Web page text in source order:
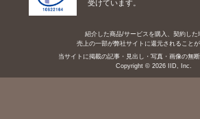
受けています。
紹介した商品/サービスを購入、契約した
売上の一部が弊社サイトに還元されることが
当サイトに掲載の記事・見出し・写真・画像の無断
Copyright © 2026 IID, Inc.